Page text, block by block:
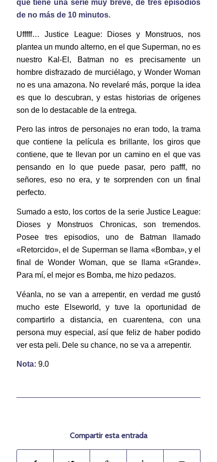
que tiene una serie muy breve, de tres episodios
de no más de 10 minutos.
Ufffff… Justice League: Dioses y Monstruos, nos
plantea un mundo alterno, en el que Superman, no es
nuestro Kal-El, Batman no es precisamente un
hombre disfrazado de murciélago, y Wonder Woman
no es una amazona. No revelaré más, porque la idea
es que lo descubran, y estas historias de orígenes
son de lo destacable de la entrega.
Pero las intros de personajes no eran todo, la trama
que contiene la película es brillante, los giros que
contiene, que te llevan por un camino en el que vas
pensando en lo que puede pasar, pero pafff, no
señores, eso no era, y te sorprenden con un final
perfecto.
Sumado a esto, los cortos de la serie Justice League:
Dioses y Monstruos Chronicas, son tremendos.
Posee tres episodios, uno de Batman llamado
«Retorcido», el de Superman se llama «Bomba», y el
final de Wonder Woman, que se llama «Grande».
Para mí, el mejor es Bomba, me hizo pedazos.
Véanla, no se van a arrepentir, en verdad me gustó
mucho este Elseworld, y tuve la oportunidad de
compartirlo a distancia, en cuarentena, con una
persona muy especial, así que feliz de haber podido
ver esta peli. Dele su chance, no se va a arrepentir.
Nota: 9.0
Compartir esta entrada